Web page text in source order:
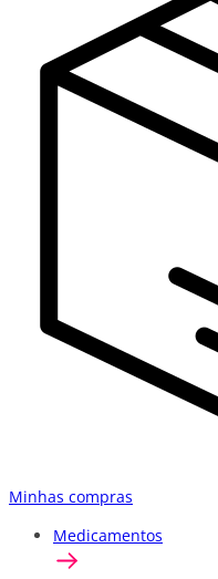
Minhas compras
Medicamentos